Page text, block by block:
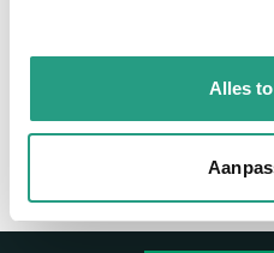
Alles
We zijn beschikbaar van ma